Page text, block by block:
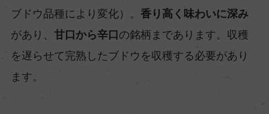
ブドウ品種により変化）。 香り高く味わいに深み
があり、 甘口から辛口の銘柄まであります。収穫
を遅らせて完熟したブドウを収穫する必要があり
ます。